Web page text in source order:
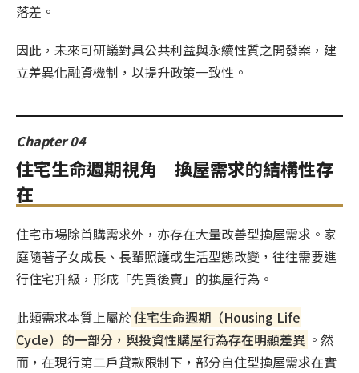
落差。
因此，未來可研議對具公共利益與永續性質之開發案，建
立差異化融資機制，以提升政策一致性。
Chapter 04
住宅生命週期視角 換屋需求的結構性存
在
住宅市場除首購需求外，亦存在大量改善型換屋需求。家
庭隨著子女成長、長輩照護或生活型態改變，往往需要進
行住宅升級，形成「先買後賣」的換屋行為。
此類需求本質上屬於住宅生命週期（Housing Life
Cycle）的一部分，與投資性購屋行為存在明顯差異 。然
而，在現行第二戶貸款限制下，部分自住型換屋需求在實